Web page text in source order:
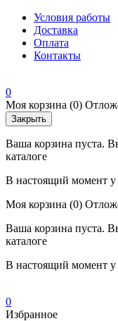
Условия работы
Доставка
Оплата
Контакты
0
Моя корзина (0)
Закрыть
Ваша корзина пуста.
каталоге
В настоящий момент у
Моя корзина (0)
Ваша корзина пуста.
каталоге
В настоящий момент у
0
Избранное